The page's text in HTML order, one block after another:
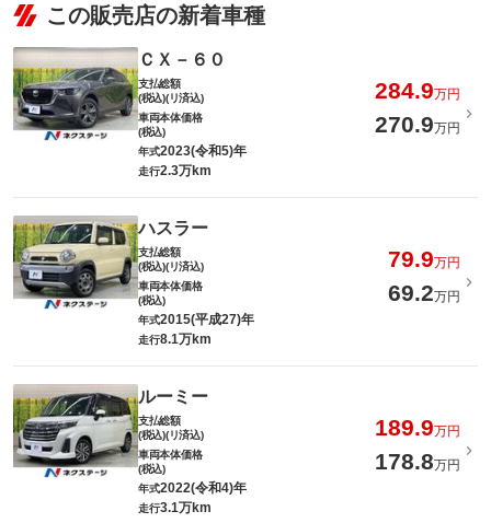
この販売店の新着車種
ＣＸ－６０
支払総額
(税込)(リ済込)
284.9万円
車両本体価格
(税込)
270.9万円
年式2023(令和5)年
走行2.3万km
ハスラー
支払総額
(税込)(リ済込)
79.9万円
車両本体価格
(税込)
69.2万円
年式2015(平成27)年
走行8.1万km
ルーミー
支払総額
(税込)(リ済込)
189.9万円
車両本体価格
(税込)
178.8万円
年式2022(令和4)年
走行3.1万km